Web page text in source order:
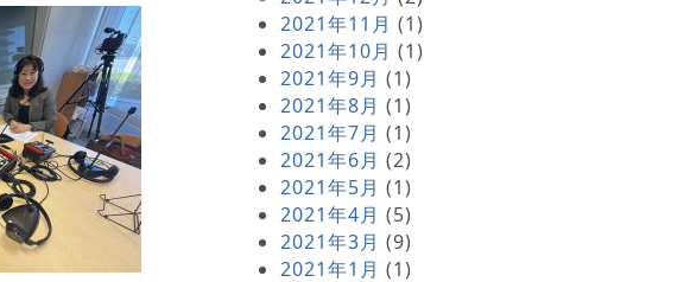
2021年11月 (1)
2021年10月 (1)
2021年9月 (1)
2021年8月 (1)
2021年7月 (1)
2021年6月 (2)
2021年5月 (1)
2021年4月 (5)
2021年3月 (9)
2021年1月 (1)